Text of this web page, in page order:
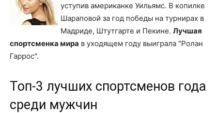
уступив американке Уильямс. В копилке
Шараповой за год победы на турнирах в
Мадриде, Штутгарте и Пекине. Лучшая
спортсменка мира в уходящем году выиграла "Ролан
Гаррос".
Топ-3 лучших спортсменов года
среди мужчин